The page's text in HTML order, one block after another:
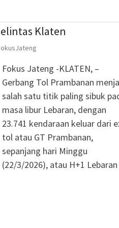
Klaten
Fokus Jateng -KLATEN, –
Gerbang Tol Prambanan
salah satu titik paling sibuk
masa libur Lebaran, dengan
23.741 kendaraan keluar dari
tol atau GT Prambanan,
sepanjang hari Minggu
(22/3/2026), atau H+1 Lebaran